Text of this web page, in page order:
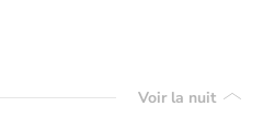
Voir la nuit